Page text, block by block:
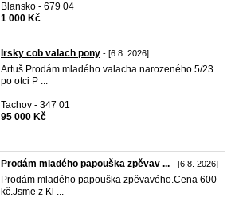
Blansko - 679 04
1 000 Kč
Irsky cob valach pony - [6.8. 2026]
Artuš Prodám mladého valacha narozeného 5/23
po otci P ...
Tachov - 347 01
95 000 Kč
Prodám mladého papouška zpěvav ... - [6.8. 2026]
Prodám mladého papouška zpěvavého.Cena 600
kč.Jsme z Kl ...